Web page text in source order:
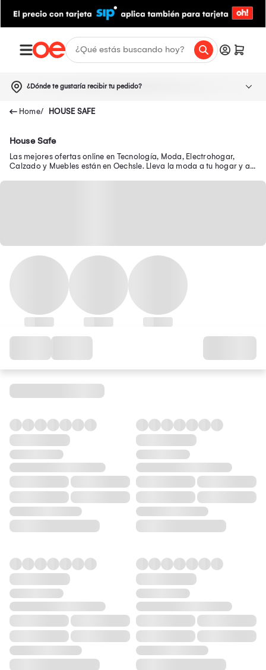
¿Dónde te gustaría recibir tu pedido?
HOUSE SAFE
House Safe
Las mejores ofertas online en Tecnología, Moda, Electrohogar,
Calzado y Muebles están en Oechsle. Lleva la moda a tu hogar y a